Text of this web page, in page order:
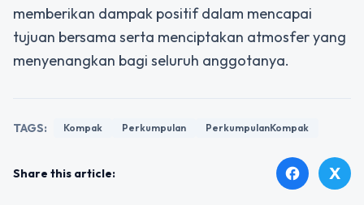
memberikan dampak positif dalam mencapai
tujuan bersama serta menciptakan atmosfer yang
menyenangkan bagi seluruh anggotanya.
TAGS: Kompak Perkumpulan PerkumpulanKompak
Share this article: facebook X